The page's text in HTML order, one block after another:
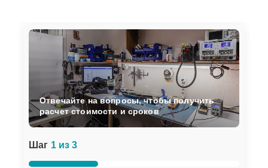
Шаг 1 из 3
Отвечайте на вопросы, чтобы получить
расчет стоимости и сроков